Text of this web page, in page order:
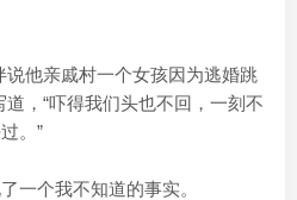
说他亲戚村一个女孩因为逃婚跳
，“吓得我们头也不回，一刻不
。”
一个我不知道的事实。